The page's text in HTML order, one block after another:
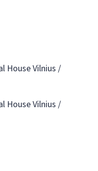
House Vilnius /
House Vilnius /